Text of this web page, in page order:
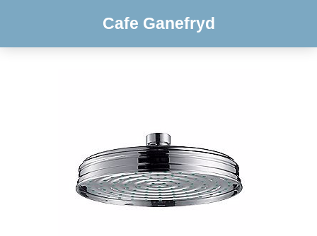
Cafe Ganefryd